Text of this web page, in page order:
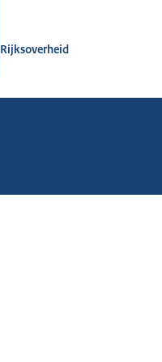
Rijksoverheid